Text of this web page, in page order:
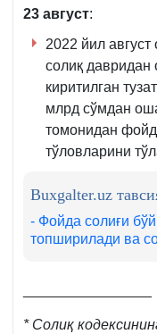
6-
23 август:
2022 йил
солиқ давридан
киритилган
млрд сўмдан
томонидан
тўловларини
Buxgalter.uz
- Фойда солиғи
топширилади ва
* Солиқ